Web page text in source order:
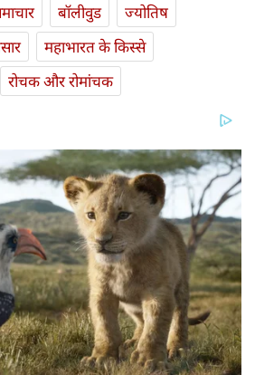
बॉलीवुड
ज्योतिष
महाभारत के किस्से
रोचक और रोमांचक